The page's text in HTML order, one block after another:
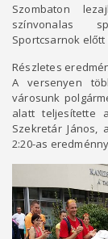
Szombaton
színvonalas
Sportcsarnok
Részletes
A versenyen
városunk
alatt teljesítette
Szekretár János,
2:20-as